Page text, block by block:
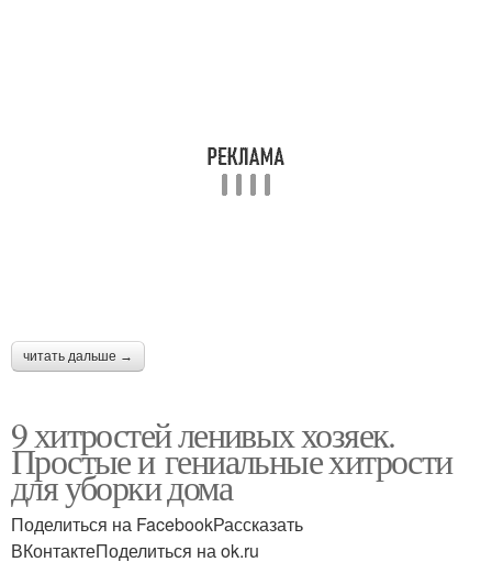
читать дальше →
9 хитростей ленивых хозяек.
Простые и гениальные хитрости
для уборки дома
Поделиться на FacebookРассказать
ВКонтактеПоделиться на ok.ru